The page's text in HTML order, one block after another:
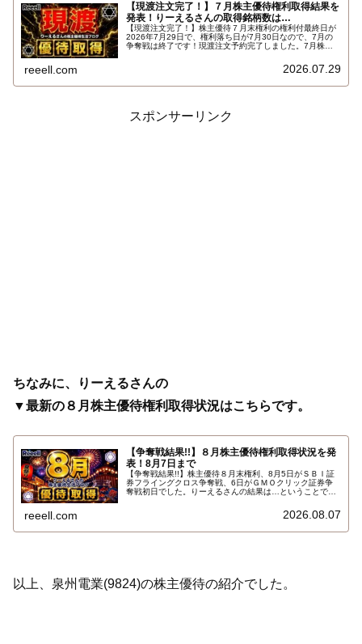
【現渡注文完了！】７月株主優待権利取得結果を
発表！りーえるさんの取得銘柄数は…
【現渡注文完了！】株主優待７月末権利の権利付最終日が
2026年7月29日で、権利落ち日が7月30日なので、7月の
争奪戦は終了です！現渡注文予約完了しました。7月株主
reeell.com 2026.07.29
スポンサーリンク
ちなみに、りーえるさんの
▼最新の８月株主優待権利取得状況はこちらです。
【争奪戦結果!!】８月株主優待権利取得状況を発
表！8月7日まで
【争奪戦結果!!】株主優待８月末権利、8月5日がＳＢＩ証
券フライングクロス争奪戦、6日がＧＭＯクリック証券争
奪戦初日でした。りーえるさんの結果は…ということで、
含む）を報告します。最新の取得状況はこちらです…
reeell.com 2026.08.07
以上、泉州電業(9824)の株主優待の紹介でした。